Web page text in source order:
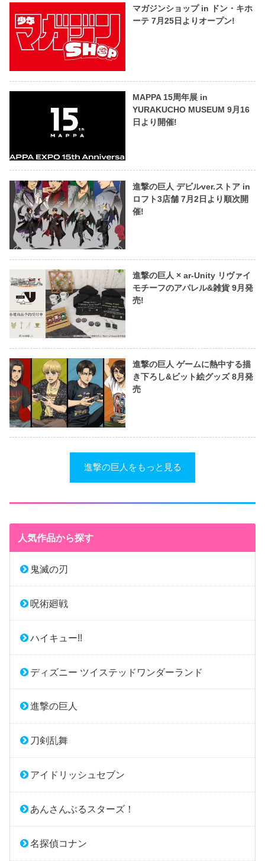
マガジンショップ in ドン・キホ
ーテ 7月25日よりオープン!
MAPPA 15周年展 in
YURAKUCHO MUSEUM 9月16
日より開催!
進撃の巨人 デビルver.ストア in
ロフト3店舗 7月2日より順次開
催!
進撃の巨人 × ar-Unity リヴァイ
モチーフのアパレル&雑貨 9月発
売!
進撃の巨人 ゲームに熱中する描
き下ろし&ビット絵グッズ 8月発
売
進撃の巨人をもっと見る
人気作品から探す
鬼滅の刃
呪術廻戦
ハイキュー!!
ディズニー ツイステッドワンダーランド
進撃の巨人
刀剣乱舞
アイドリッシュセブン
あんさんぶるスターズ！
名探偵コナン